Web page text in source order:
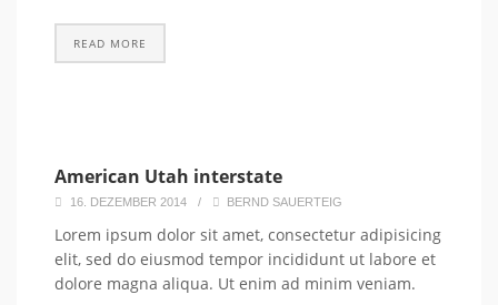
READ MORE
American Utah interstate
16. DEZEMBER 2014 / BERND SAUERTEIG
Lorem ipsum dolor sit amet, consectetur adipisicing
elit, sed do eiusmod tempor incididunt ut labore et
dolore magna aliqua. Ut enim ad minim veniam.